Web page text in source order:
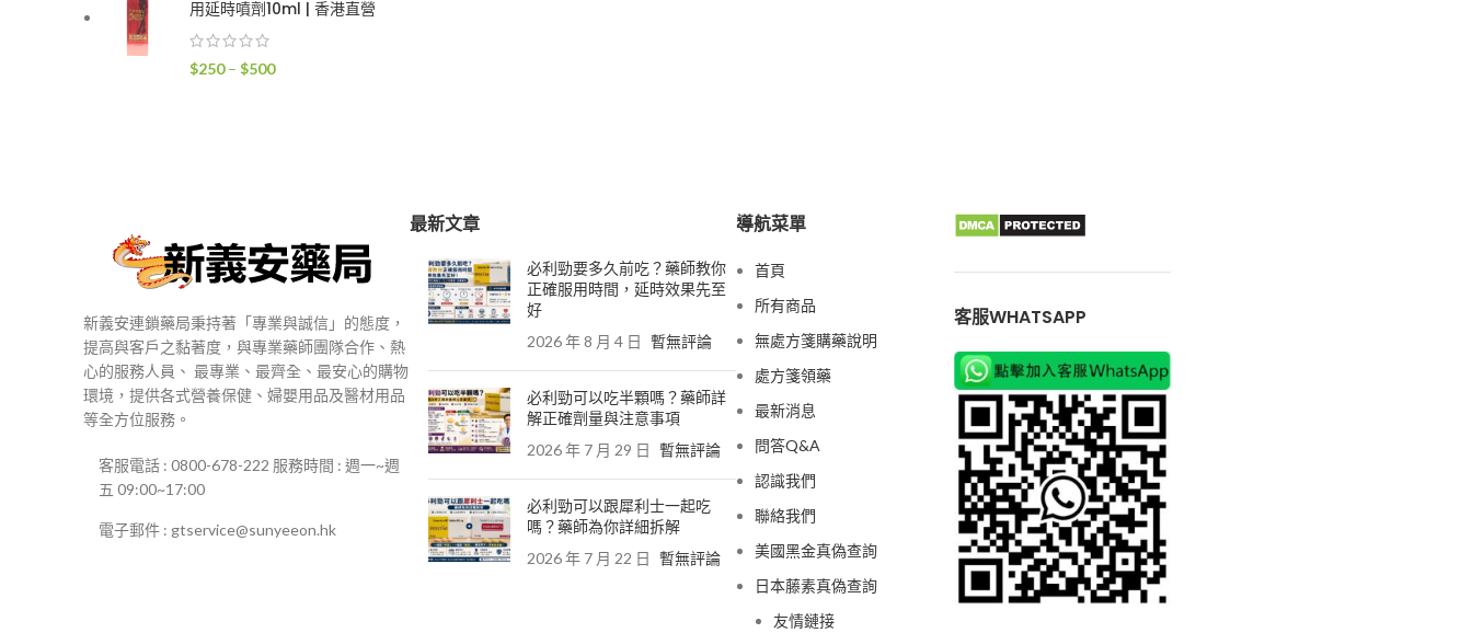
用延時噴劑10ml | 香港直營
$250 – $500價
新義安連鎖藥局秉持著「專業與誠信」的態度，
提高與客戶之黏著度，與專業藥師團隊合作、熱
心的服務人員、 最專業、最齊全、最安心的購物
環境，提供各式營養保健、婦嬰用品及醫材用品
等全方位服務。
客服電話 : 0800-678-222 服務時間 : 週一~週
五 09:00~17:00
電子郵件 : gtservice@sunyeeon.hk
最新文章
必利勁要多久前吃？藥師教你
正確服用時間，延時效果先至
好
2026 年 8 月 4 日 暫無評論
必利勁可以吃半顆嗎？藥師詳
解正確劑量與注意事項
2026 年 7 月 29 日 暫無評論
必利勁可以跟犀利士一起吃
嗎？藥師為你詳細拆解
2026 年 7 月 22 日 暫無評論
導航菜單
首頁
所有商品
無處方箋購藥說明
處方箋領藥
最新消息
問答Q&A
認識我們
聯絡我們
美國黑金真偽查詢
日本藤素真偽查詢
友情鏈接
客服WHATSAPP